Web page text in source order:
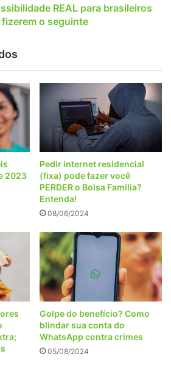
REAL para brasileiros
o seguinte
2023
Pedir internet residencial
(fixa) pode fazer você
PERDER o Bolsa Família?
Entenda!
08/06/2024
Golpe do benefício? Como
blindar sua conta do
WhatsApp contra crimes
05/08/2024